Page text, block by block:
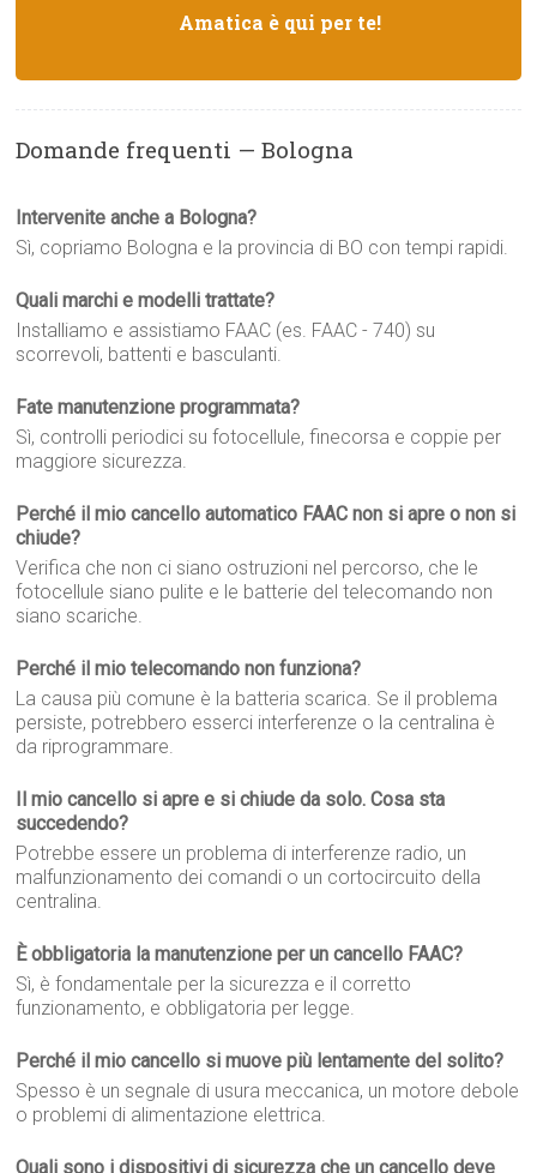
Amatica è qui per te!
Domande frequenti — Bologna
Intervenite anche a Bologna?
Sì, copriamo Bologna e la provincia di BO con tempi rapidi.
Quali marchi e modelli trattate?
Installiamo e assistiamo FAAC (es. FAAC - 740) su
scorrevoli, battenti e basculanti.
Fate manutenzione programmata?
Sì, controlli periodici su fotocellule, finecorsa e coppie per
maggiore sicurezza.
Perché il mio cancello automatico FAAC non si apre o non si
chiude?
Verifica che non ci siano ostruzioni nel percorso, che le
fotocellule siano pulite e le batterie del telecomando non
siano scariche.
Perché il mio telecomando non funziona?
La causa più comune è la batteria scarica. Se il problema
persiste, potrebbero esserci interferenze o la centralina è
da riprogrammare.
Il mio cancello si apre e si chiude da solo. Cosa sta
succedendo?
Potrebbe essere un problema di interferenze radio, un
malfunzionamento dei comandi o un cortocircuito della
centralina.
È obbligatoria la manutenzione per un cancello FAAC?
Sì, è fondamentale per la sicurezza e il corretto
funzionamento, e obbligatoria per legge.
Perché il mio cancello si muove più lentamente del solito?
Spesso è un segnale di usura meccanica, un motore debole
o problemi di alimentazione elettrica.
Quali sono i dispositivi di sicurezza che un cancello deve